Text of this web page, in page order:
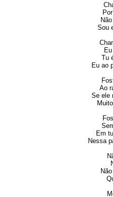
Sou
Tu
Eu ao
Ao
Se ele
Em
Nessa